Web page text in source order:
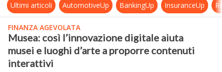
Ultimi articoli AutomotiveUp BankingUp InsuranceUp
FINANZA AGEVOLATA
Musea: così l’innovazione digitale aiuta
musei e luoghi d’arte a proporre contenuti
interattivi